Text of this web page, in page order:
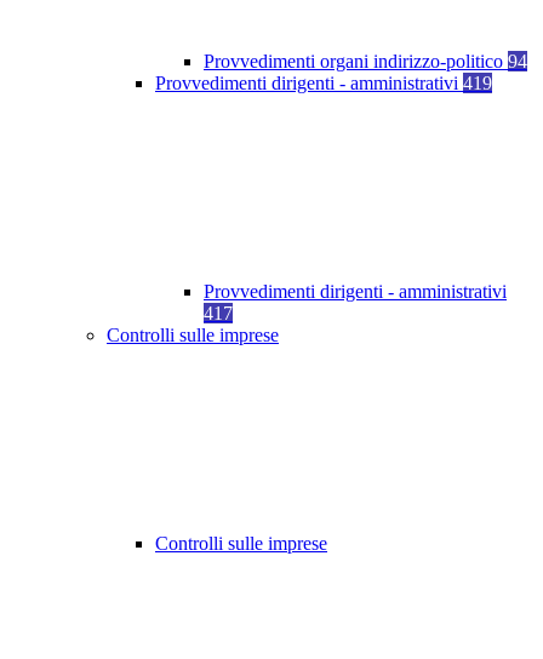
Provvedimenti organi indirizzo-politico 94
Provvedimenti dirigenti - amministrativi 419
Provvedimenti dirigenti - amministrativi
417
Controlli sulle imprese
Controlli sulle imprese